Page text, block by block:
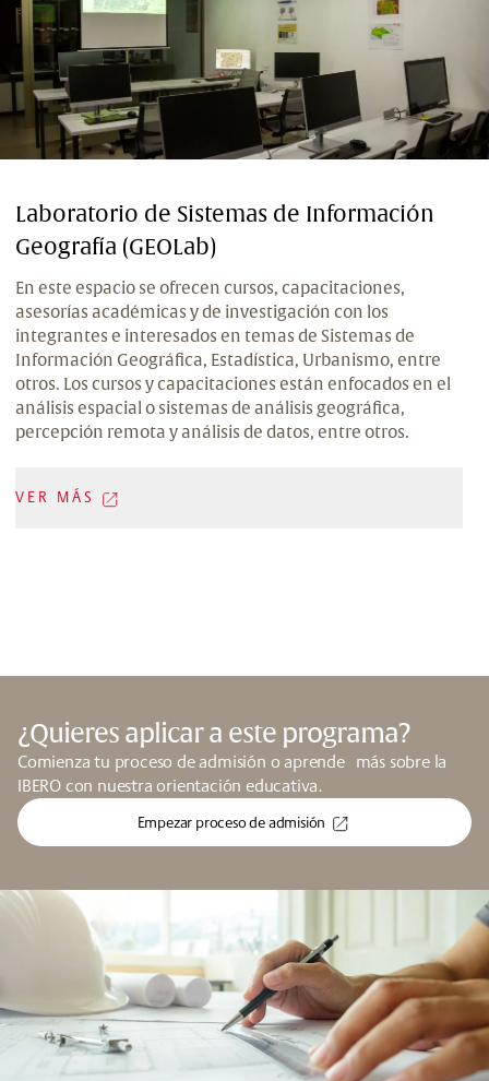
Laboratorio de Sistemas de Información
Geografía (GEOLab)
En este espacio se ofrecen cursos, capacitaciones,
asesorías académicas y de investigación con los
integrantes e interesados en temas de Sistemas de
Información Geográfica, Estadística, Urbanismo, entre
otros. Los cursos y capacitaciones están enfocados en el
análisis espacial o sistemas de análisis geográfica,
percepción remota y análisis de datos, entre otros.
VER MÁS
¿Quieres aplicar a este programa?
Comienza tu proceso de admisión o aprende más sobre la
IBERO con nuestra orientación educativa.
Empezar proceso de admisión